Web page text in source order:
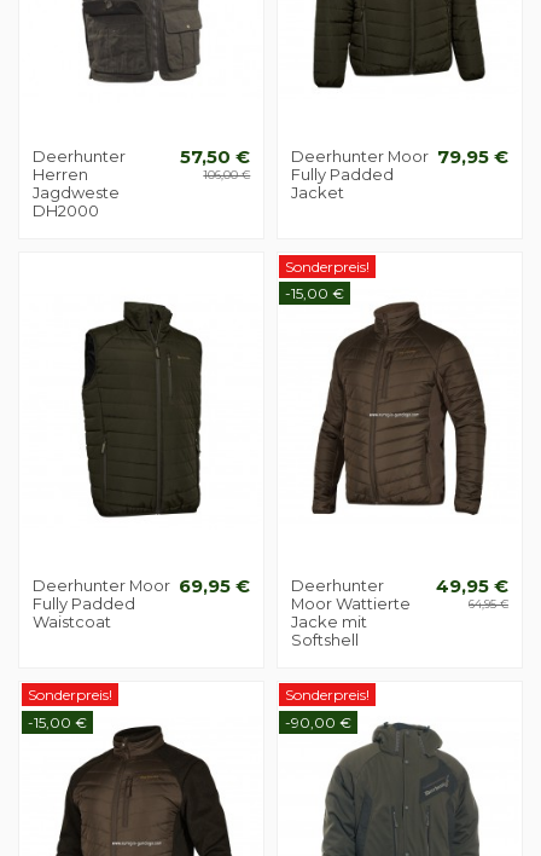
Deerhunter
Herren
Jagdweste
DH2000
57,50 €
106,00 €
Deerhunter Moor
Fully Padded
Jacket
79,95 €
Deerhunter Moor
Fully Padded
Waistcoat
69,95 €
Sonderpreis!
-15,00 €
Deerhunter
Moor Wattierte
Jacke mit
Softshell
49,95 €
64,95 €
Sonderpreis!
-15,00 €
Sonderpreis!
-90,00 €